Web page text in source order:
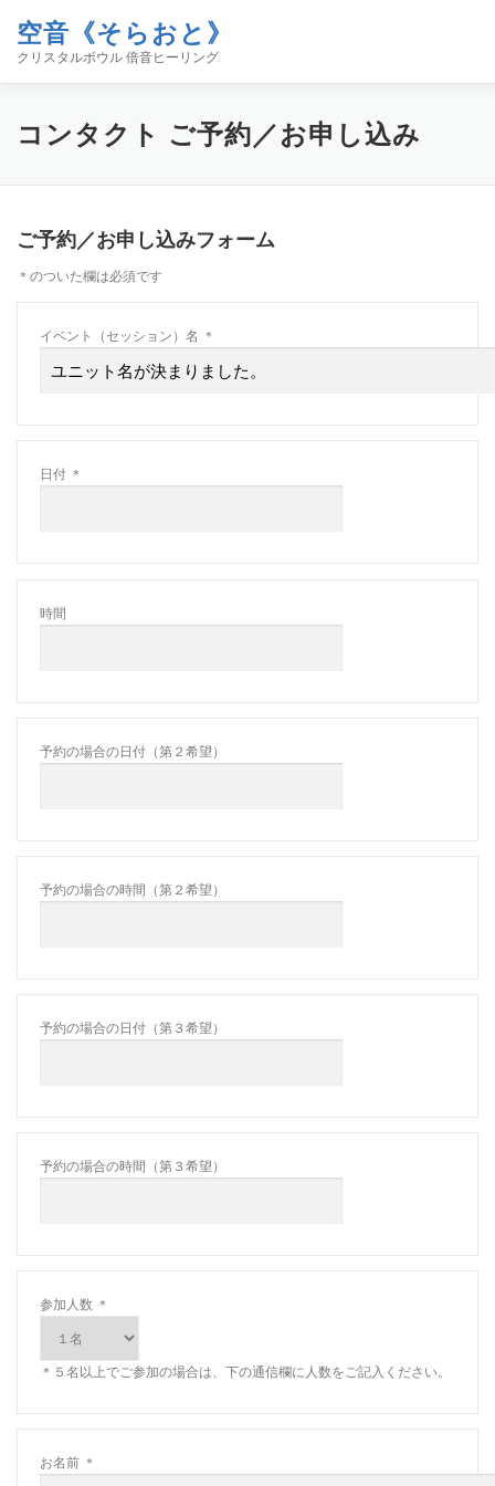
空音《そらおと》
クリスタルボウル 倍音ヒーリング
ホーム イベント 空音について お知らせ
コンタクト ご予約／お申し込み
ご予約／お申し込みフォーム
＊ のついた欄は必須です
イベント（セッション）名 ＊
日付 ＊
時間
予約の場合の日付（第２希望）
予約の場合の時間（第２希望）
予約の場合の日付（第３希望）
予約の場合の時間（第３希望）
参加人数 ＊
＊５名以上でご参加の場合は、下の通信欄に人数をご記入ください。
お名前 ＊